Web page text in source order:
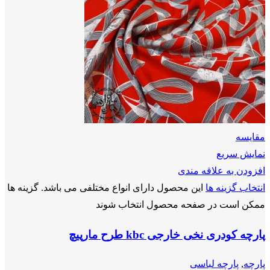
مقايسه
نمایش سریع
افزودن به علاقه مندی
انتخاب گزینه ها این محصول دارای انواع مختلفی می باشد. گزینه ها
ممکن است در صفحه محصول انتخاب شوند
پارچه کودری نخی خارجی kbc طرح مارپیچ
پارچه, پارچه لباسی